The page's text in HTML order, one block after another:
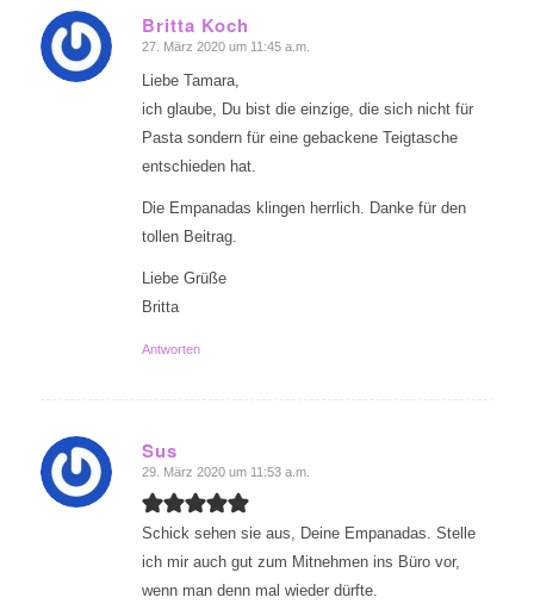
Britta Koch
sagte:
27. März 2020 um 11:45 a.m.
Liebe Tamara,
ich glaube, Du bist die einzige, die sich nicht für
Pasta sondern für eine gebackene Teigtasche
entschieden hat.
Die Empanadas klingen herrlich. Danke für den
tollen Beitrag.
Liebe Grüße
Britta
Antworten
Sus
sagte:
29. März 2020 um 11:53 a.m.
Schick sehen sie aus, Deine Empanadas. Stelle
ich mir auch gut zum Mitnehmen ins Büro vor,
wenn man denn mal wieder dürfte.